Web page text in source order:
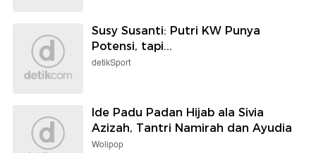
Susy Susanti: Putri KW Punya
Potensi, tapi...
detikSport
Ide Padu Padan Hijab ala Sivia
Azizah, Tantri Namirah dan Ayudia
Wolipop